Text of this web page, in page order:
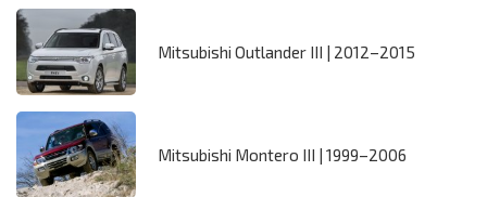
Mitsubishi Outlander III | 2012–2015
Mitsubishi Montero III | 1999–2006